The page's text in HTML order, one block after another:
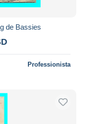
de Bassies
Professionista